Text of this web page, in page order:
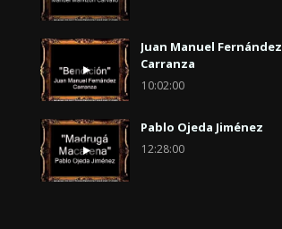
Juan Manuel Fernández
Carranza
10:02:00
Pablo Ojeda Jiménez
12:28:00